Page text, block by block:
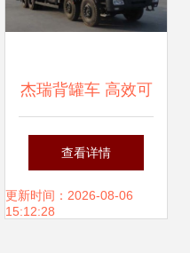
杰瑞背罐车 高效可
靠的油气运输解决
方案
查看详情
更新时间：2026-08-06
15:12:28